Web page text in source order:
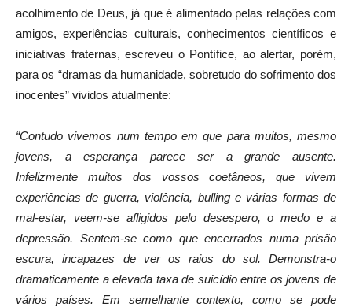
acolhimento de Deus, já que é alimentado pelas relações com
amigos, experiências culturais, conhecimentos científicos e
iniciativas fraternas, escreveu o Pontífice, ao alertar, porém,
para os “dramas da humanidade, sobretudo do sofrimento dos
inocentes” vividos atualmente:
“Contudo vivemos num tempo em que para muitos, mesmo
jovens, a esperança parece ser a grande ausente.
Infelizmente muitos dos vossos coetâneos, que vivem
experiências de guerra, violência, bulling e várias formas de
mal-estar, veem-se afligidos pelo desespero, o medo e a
depressão. Sentem-se como que encerrados numa prisão
escura, incapazes de ver os raios do sol. Demonstra-o
dramaticamente a elevada taxa de suicídio entre os jovens de
vários países. Em semelhante contexto, como se pode